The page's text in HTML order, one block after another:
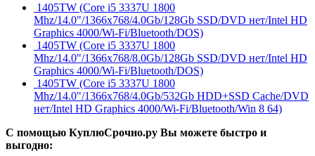
1405TW (Core i5 3337U 1800
Mhz/14.0"/1366x768/4.0Gb/128Gb SSD/DVD нет/Intel HD
Graphics 4000/Wi-Fi/Bluetooth/DOS)
1405TW (Core i5 3337U 1800
Mhz/14.0"/1366x768/8.0Gb/128Gb SSD/DVD нет/Intel HD
Graphics 4000/Wi-Fi/Bluetooth/DOS)
1405TW (Core i5 3337U 1800
Mhz/14.0"/1366x768/4.0Gb/532Gb HDD+SSD Cache/DVD
нет/Intel HD Graphics 4000/Wi-Fi/Bluetooth/Win 8 64)
С помощью КуплюСрочно.ру Вы можете быстро и
выгодно: